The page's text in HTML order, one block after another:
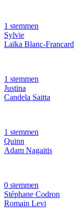
1 stemmen
Sylvie
Laïka Blanc-Francard
1 stemmen
Justina
Candela Saitta
1 stemmen
Quinn
Adam Nagaitis
0 stemmen
Stéphane Codron
Romain Levi